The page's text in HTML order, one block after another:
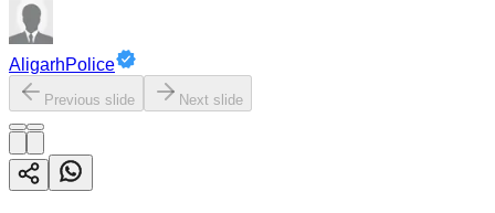
AligarhPolice
Previous slide Next slide